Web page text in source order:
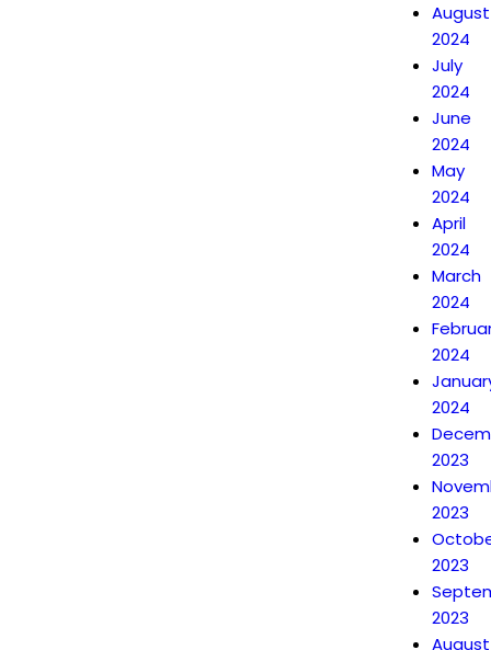
August
2024
July
2024
June
2024
May
2024
April
2024
March
2024
2024
2024
2023
2023
2023
2023
August